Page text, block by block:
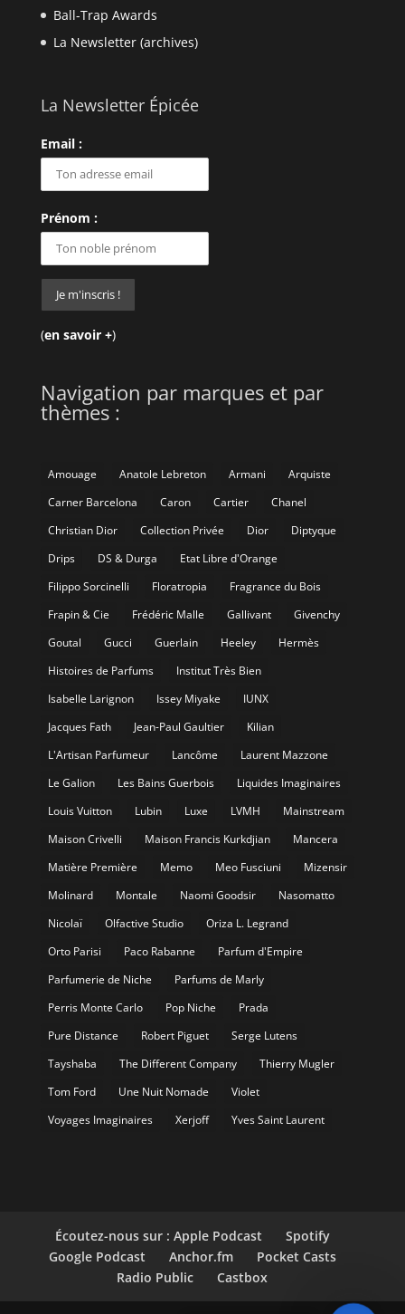
Ball-Trap Awards
La Newsletter (archives)
La Newsletter Épicée
Email :
Prénom :
(en savoir +)
Navigation par marques et par
thèmes :
Amouage Anatole Lebreton Armani
Arquiste
Carner Barcelona
Caron Cartier
Chanel
Christian Dior
Collection Privée Dior
Diptyque
Drips
DS & Durga
Etat Libre d'Orange
Filippo Sorcinelli
Floratropia
Fragrance du Bois
Frapin & Cie
Frédéric Malle Gallivant
Givenchy
Goutal
Gucci Guerlain Heeley
Hermès
Histoires de Parfums
Institut Très Bien
Isabelle Larignon
Issey Miyake
IUNX
Jacques Fath
Jean-Paul Gaultier
Kilian
L'Artisan Parfumeur
Lancôme
Laurent Mazzone
Le Galion
Les Bains Guerbois
Liquides Imaginaires
Louis Vuitton
Lubin Luxe LVMH
Mainstream
Maison Crivelli
Maison Francis Kurkdjian
Mancera
Matière Première
Memo Meo Fusciuni
Mizensir
Molinard
Montale Naomi Goodsir
Nasomatto
Nicolaï
Olfactive Studio
Oriza L. Legrand
Orto Parisi
Paco Rabanne
Parfum d'Empire
Parfumerie de Niche
Parfums de Marly
Perris Monte Carlo
Pop Niche
Prada
Pure Distance
Robert Piguet
Serge Lutens
Tayshaba
The Different Company
Thierry Mugler
Tom Ford
Une Nuit Nomade
Violet
Voyages Imaginaires
Xerjoff Yves Saint Laurent
Écoutez-nous sur : Apple Podcast
Spotify
Google Podcast
Anchor.fm
Pocket Casts
Radio Public
Castbox